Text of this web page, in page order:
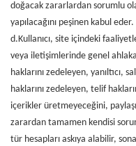
doğacak zararlardan sorumlu
yapılacağını peşinen kabul eder.
d.Kullanıcı, site içindeki
veya iletişimlerinde genel ahlaka
haklarını zedeleyen, yanıltıcı,
haklarını zedeleyen, telif
içerikler üretmeyeceğini,
zarardan tamamen kendisi
tür hesapları askıya alabilir,